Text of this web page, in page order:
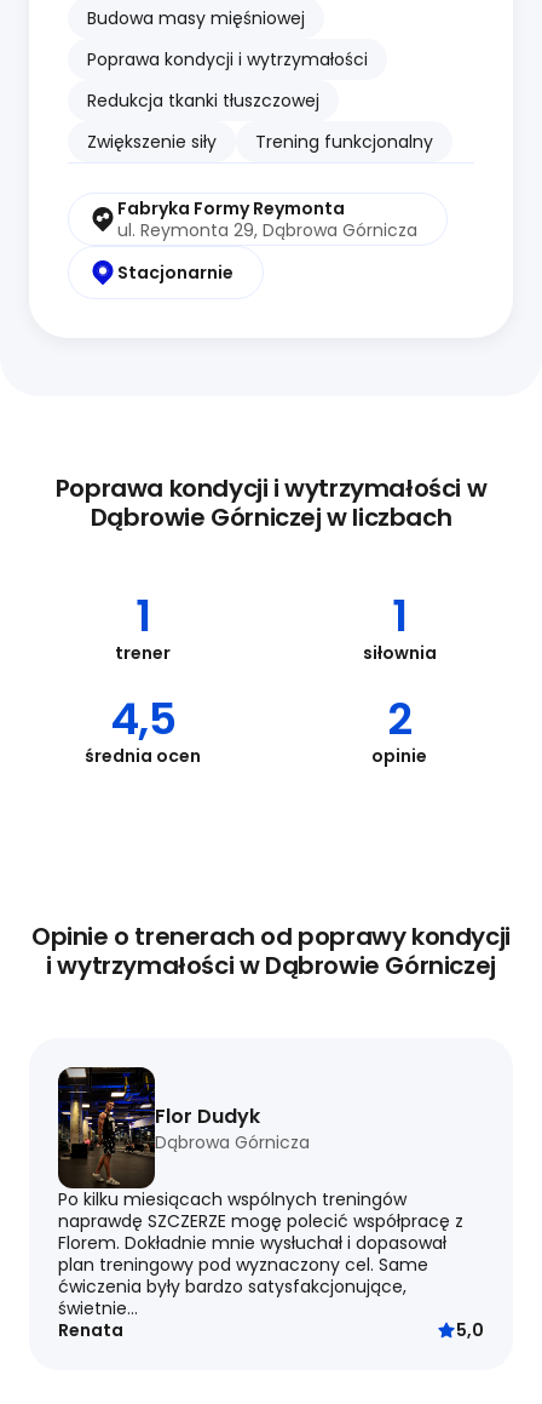
Budowa masy mięśniowej
Poprawa kondycji i wytrzymałości
Redukcja tkanki tłuszczowej
Zwiększenie siły
Trening funkcjonalny
Fabryka Formy Reymonta
ul. Reymonta 29, Dąbrowa Górnicza
Stacjonarnie
Poprawa kondycji i wytrzymałości w
Dąbrowie Górniczej w liczbach
1
trener
1
siłownia
4,5
średnia ocen
2
opinie
Opinie o trenerach od poprawy kondycji
i wytrzymałości w Dąbrowie Górniczej
Flor Dudyk
Dąbrowa Górnicza
Po kilku miesiącach wspólnych treningów
naprawdę SZCZERZE mogę polecić współpracę z
Florem. Dokładnie mnie wysłuchał i dopasował
plan treningowy pod wyznaczony cel. Same
ćwiczenia były bardzo satysfakcjonujące,
świetnie...
Renata
5,0